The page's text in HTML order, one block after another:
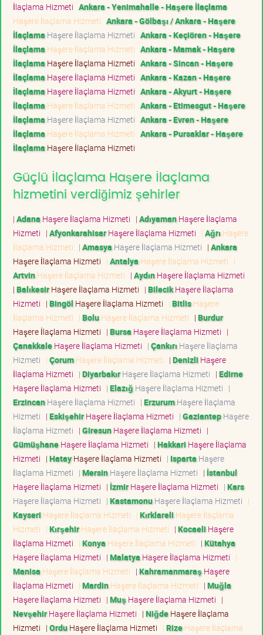
İlaçlama Hizmeti Ankara - Yenimahalle - Haşere İlaçlama
Haşere İlaçlama Hizmeti Ankara - Gölbaşı / Ankara - Haşere
İlaçlama Haşere İlaçlama Hizmeti Ankara - Keçiören - Haşere
İlaçlama Haşere İlaçlama Hizmeti Ankara - Mamak - Haşere
İlaçlama Haşere İlaçlama Hizmeti Ankara - Sincan - Haşere
İlaçlama Haşere İlaçlama Hizmeti Ankara - Kazan - Haşere
İlaçlama Haşere İlaçlama Hizmeti Ankara - Akyurt - Haşere
İlaçlama Haşere İlaçlama Hizmeti Ankara - Etimesgut - Haşere
İlaçlama Haşere İlaçlama Hizmeti Ankara - Evren - Haşere
İlaçlama Haşere İlaçlama Hizmeti Ankara - Pursaklar - Haşere
İlaçlama Haşere İlaçlama Hizmeti
Güçlü İlaçlama Haşere İlaçlama
hizmetini verdiğimiz şehirler
| Adana Haşere İlaçlama Hizmeti | AdıyamanHaşere İlaçlama
Hizmeti | AfyonkarahisarHaşere İlaçlama Hizmeti | Ağrı Haşere
İlaçlama Hizmeti | Amasya Haşere İlaçlama Hizmeti | Ankara
Haşere İlaçlama Hizmeti | Antalya Haşere İlaçlama Hizmeti |
ArtvinHaşere İlaçlama Hizmeti | AydınHaşere İlaçlama Hizmeti
| BalıkesirHaşere İlaçlama Hizmeti | BilecikHaşere İlaçlama
Hizmeti | Bingöl Haşere İlaçlama Hizmeti | BitlisHaşere
İlaçlama Hizmeti | BoluHaşere İlaçlama Hizmeti | Burdur
Haşere İlaçlama Hizmeti | Bursa Haşere İlaçlama Hizmeti |
ÇanakkaleHaşere İlaçlama Hizmeti | Çankırı Haşere İlaçlama
Hizmeti | ÇorumHaşere İlaçlama Hizmeti | Denizli Haşere
İlaçlama Hizmeti | DiyarbakırHaşere İlaçlama Hizmeti | Edirne
Haşere İlaçlama Hizmeti | Elazığ Haşere İlaçlama Hizmeti |
ErzincanHaşere İlaçlama Hizmeti | ErzurumHaşere İlaçlama
Hizmeti | EskişehirHaşere İlaçlama Hizmeti | GaziantepHaşere
İlaçlama Hizmeti | GiresunHaşere İlaçlama Hizmeti |
GümüşhaneHaşere İlaçlama Hizmeti | Hakkari Haşere İlaçlama
Hizmeti | HatayHaşere İlaçlama Hizmeti | Isparta Haşere
İlaçlama Hizmeti | MersinHaşere İlaçlama Hizmeti | İstanbul
Haşere İlaçlama Hizmeti | İzmirHaşere İlaçlama Hizmeti | Kars
Haşere İlaçlama Hizmeti | KastamonuHaşere İlaçlama Hizmeti |
Kayseri Haşere İlaçlama Hizmeti | Kırklareli Haşere İlaçlama
Hizmeti | KırşehirHaşere İlaçlama Hizmeti | Kocaeli Haşere
İlaçlama Hizmeti | Konya Haşere İlaçlama Hizmeti | Kütahya
Haşere İlaçlama Hizmeti | Malatya Haşere İlaçlama Hizmeti |
Manisa Haşere İlaçlama Hizmeti | Kahramanmaraş Haşere
İlaçlama Hizmeti | MardinHaşere İlaçlama Hizmeti | Muğla
Haşere İlaçlama Hizmeti | Muş Haşere İlaçlama Hizmeti |
NevşehirHaşere İlaçlama Hizmeti | NiğdeHaşere İlaçlama
Hizmeti | OrduHaşere İlaçlama Hizmeti | RizeHaşere İlaçlama